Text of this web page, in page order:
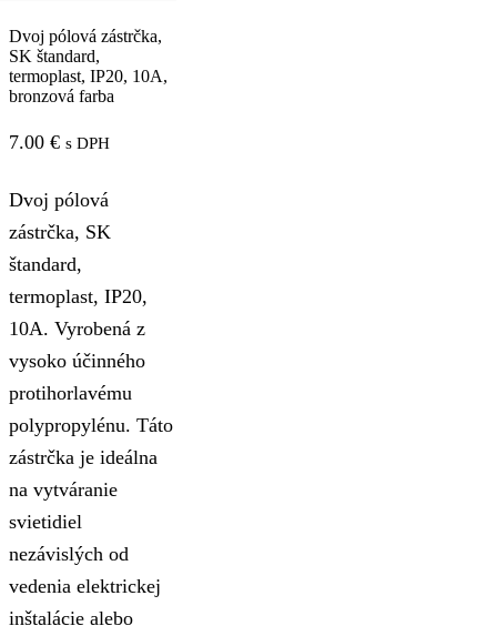
Dvoj pólová zástrčka,
SK štandard,
termoplast, IP20, 10A,
bronzová farba
7.00 € s DPH
Dvoj pólová
zástrčka, SK
štandard,
termoplast, IP20,
10A. Vyrobená z
vysoko účinného
protihorlavému
polypropylénu. Táto
zástrčka je ideálna
na vytváranie
svietidiel
nezávislých od
vedenia elektrickej
inštalácie alebo